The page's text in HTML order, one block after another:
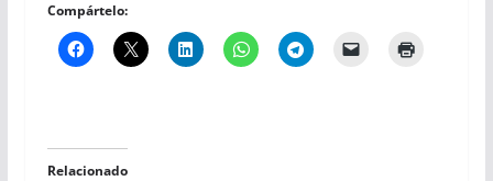
Compártelo:
Relacionado